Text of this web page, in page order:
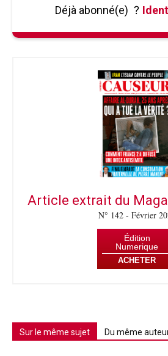
Déjà abonné(e) ?
Article extrait du
N° 142 - Février
Édition
Numerique
ACHETER
Sur le même sujet Du même